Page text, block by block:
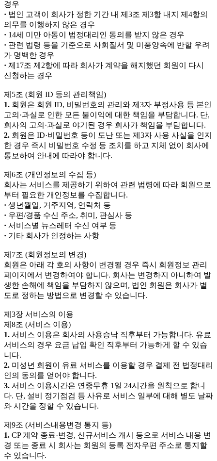
경우
· 법인 고객이 회사가 정한 기간 내 제3조 제3항 내지 제4항의
의무를 이행하지 않은 경우
· 14세 미만 아동이 법정대리인 동의를 받지 않은 경우
· 관련 법령 등을 기준으로 사회질서 및 미풍양속에 반할 우려
가 명백한 경우
· 제17조 제2항에 따라 회사가 계약을 해지했던 회원이 다시
신청하는 경우
제5조 (회원 ID 등의 관리책임)
1. 회원은 회원 ID, 비밀번호의 관리와 제3자 부정사용 등 본인
고의·과실로 인한 모든 불이익에 대한 책임을 부담합니다. 단,
회사의 고의·과실로 야기된 경우 회사가 책임을 부담합니다.
2. 회원은 ID·비밀번호 등이 도난 또는 제3자 사용 사실을 인지
한 경우 즉시 비밀번호 수정 등 조치를 하고 지체 없이 회사에
통보하여 안내에 따라야 합니다.
제6조 (개인정보의 수집 등)
회사는 서비스를 제공하기 위하여 관련 법령에 따라 회원으로
부터 필요한 개인정보를 수집합니다.
· 생년월일, 거주지역, 연락처 등
· 우편/경품 수신 주소, 취미, 관심사 등
· 서비스별 뉴스레터 수신 여부 등
· 기타 회사가 인정하는 사항
제7조 (회원정보의 변경)
회원은 아래 각 호의 사항이 변경될 경우 즉시 회원정보 관리
페이지에서 변경하여야 합니다. 회사는 변경하지 아니하여 발
생한 손해에 책임을 부담하지 않으며, 법인 회원은 회사가 별
도로 정하는 방법으로 변경할 수 있습니다.
제3장 서비스의 이용
제8조 (서비스 이용)
1. 서비스 이용은 회사의 사용승낙 직후부터 가능합니다. 유료
서비스의 경우 요금 납입 확인 직후부터 가능하게 할 수 있습
니다.
2. 미성년 회원이 유료 서비스를 이용할 경우 결제 전 법정대리
인의 동의를 얻어야 합니다.
3. 서비스 이용시간은 연중무휴 1일 24시간을 원칙으로 합니
다. 단, 설비 정기점검 등 사유로 서비스 일부에 대해 별도 날짜
와 시간을 정할 수 있습니다.
제9조 (서비스내용변경 통지 등)
1. CP 계약 종료·변경, 신규서비스 개시 등으로 서비스 내용 변
경 또는 종료 시 회사는 회원의 등록 전자우편 주소로 통지할
수 있습니다.